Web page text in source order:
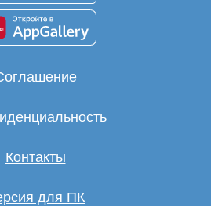
Контакты
для ПК